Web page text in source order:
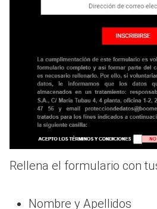
Rellena el formulario con
Nombre y Apellidos